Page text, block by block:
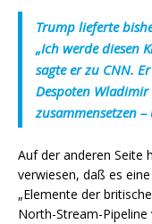
Trump lieferte
„Ich werde diesen
sagte er zu CNN.
Despoten
zusammensetzen
Auf der anderen Seite
verwiesen, daß es
„Elemente der
North-Stream-